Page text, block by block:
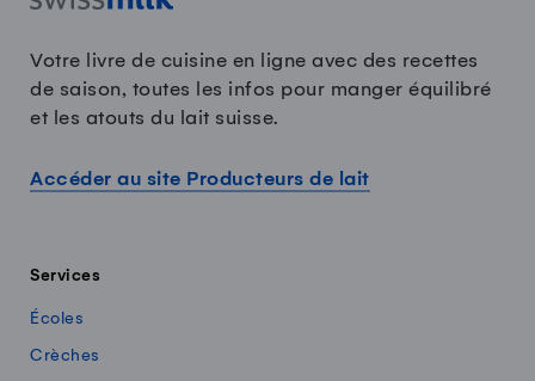
Votre livre de cuisine en ligne avec des recettes
de saison, toutes les infos pour manger équilibré
et les atouts du lait suisse.
Accéder au site Producteurs de lait
Services
Écoles
Crèches